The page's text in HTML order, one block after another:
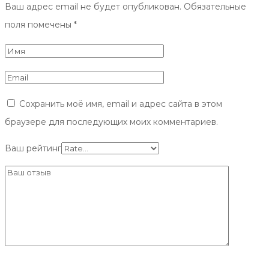
Ваш адрес email не будет опубликован. Обязательные
поля помечены *
Сохранить моё имя, email и адрес сайта в этом
браузере для последующих моих комментариев.
Ваш рейтинг